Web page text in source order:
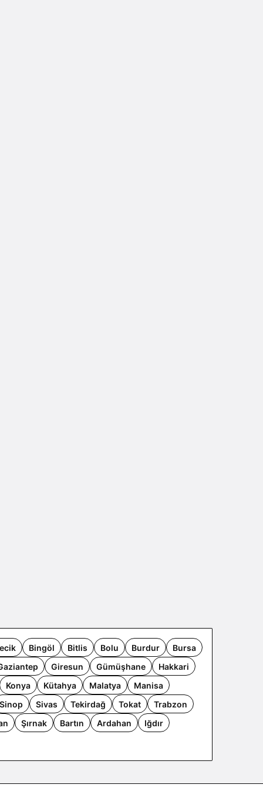
Bingöl Bitlis Bolu Burdur
Bursa
Giresun Gümüşhane
Hakkari
Konya Kütahya Malatya
Manisa
Sinop Sivas Tekirdağ Tokat
Trabzon
Şırnak Bartın Ardahan
Iğdır